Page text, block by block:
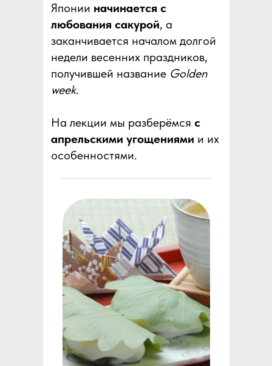
Японии начинается с
любования сакурой, а
заканчивается началом долгой
недели весенних праздников,
получившей название Golden
week.
На лекции мы разберёмся с
апрельскими угощениями и их
особенностями.